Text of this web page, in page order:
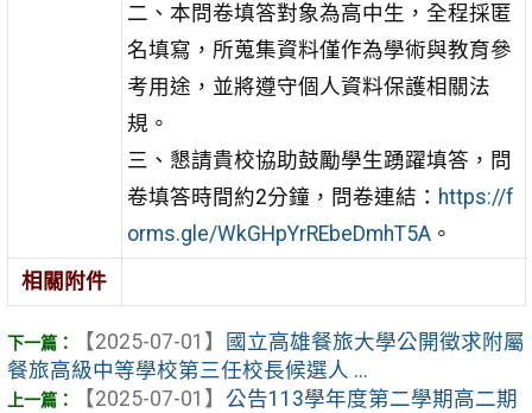
二、本問卷填答對象為高中生，全程採匿
名填寫，所蒐集資料僅作為學術與教育參
考用途，並將遵守個人資料保護相關法
規。
三、懇請貴校協助鼓勵學生踴躍填答，問
卷填答時間約2分鐘，問卷連結： https://f
orms.gle/WkGHpYrREbeDmhT5A。
相關附件
【2025-07-01】
國立高雄餐旅大學公開徵求附屬
餐旅高級中等學校第三任校長候選人 ...
【2025-07-01】 公告113學年度第二學期高二期